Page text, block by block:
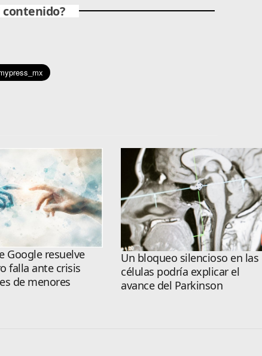
contenido?
Google resuelve
falla ante crisis
de menores
Un bloqueo silencioso en las
células podría explicar el
avance del Parkinson